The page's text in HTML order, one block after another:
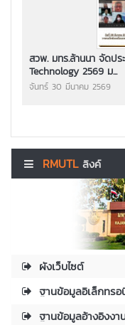
สวพ. มทร.ล้านนา จัดป
Technology 2569 ม...
จันทร์ 30 มีนาคม 2569
RMUTL ลิงค์
ผังเว็บไซต์
ฐานข้อมูลอิเล็กทร
ฐานข้อมูลอ้างอิงงา